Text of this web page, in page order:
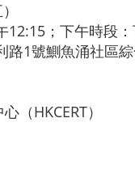
12:15；下午時段
路1號鰂魚涌社區
（HKCERT）